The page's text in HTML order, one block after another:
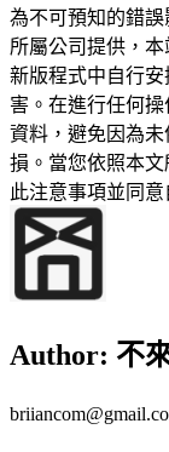
為不可預知的錯
所屬公司提供，
新版程式中自行
害。在進行任何
資料，避免因為
損。當您依照本
此注意事項並同
Author: 不